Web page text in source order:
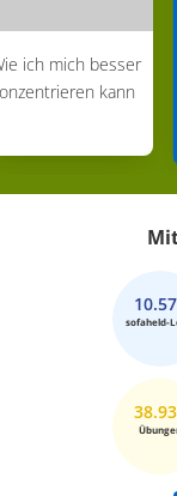
ich mich besser
kann
sofaheld-